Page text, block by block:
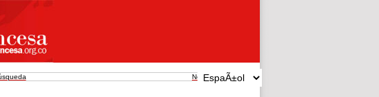
New search